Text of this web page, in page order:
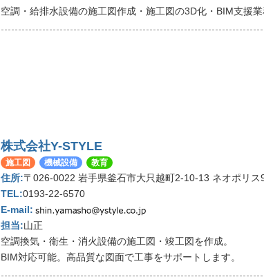
空調・給排水設備の施工図作成・施工図の3D化・BIM支援業
株式会社Y-STYLE
施工図 機械設備 教育
〒026-0022 岩手県釜石市大只越町2-10-13 ネオポリス
0193-22-6570
山正
空調換気・衛生・消火設備の施工図・竣工図を作成。
BIM対応可能。高品質な図面で工事をサポートします。